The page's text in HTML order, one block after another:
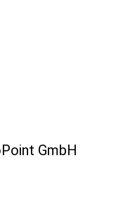
GmbH